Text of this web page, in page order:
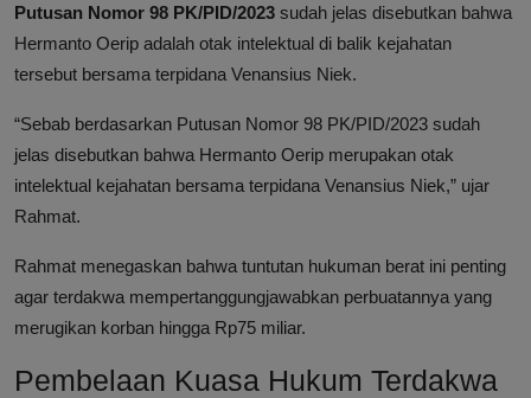
Putusan Nomor 98 PK/PID/2023 sudah jelas disebutkan bahwa
Hermanto Oerip adalah otak intelektual di balik kejahatan
tersebut bersama terpidana Venansius Niek.
“Sebab berdasarkan Putusan Nomor 98 PK/PID/2023 sudah
jelas disebutkan bahwa Hermanto Oerip merupakan otak
intelektual kejahatan bersama terpidana Venansius Niek,” ujar
Rahmat.
Rahmat menegaskan bahwa tuntutan hukuman berat ini penting
agar terdakwa mempertanggungjawabkan perbuatannya yang
merugikan korban hingga Rp75 miliar.
Pembelaan Kuasa Hukum Terdakwa